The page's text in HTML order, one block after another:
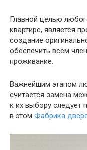
Главной целью
квартире, является
создание
обеспечить всем
проживание.
Важнейшим этапом
считается замена
к их выбору следует
в этом Фабрика